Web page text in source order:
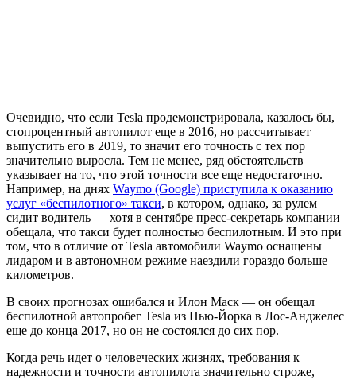
Очевидно, что если Tesla продемонстрировала, казалось бы,
стопроцентный автопилот еще в 2016, но рассчитывает
выпустить его в 2019, то значит его точность с тех пор
значительно выросла. Тем не менее, ряд обстоятельств
указывает на то, что этой точности все еще недостаточно.
Например, на днях Waymo (Google) приступила к оказанию
услуг «беспилотного» такси, в котором, однако, за рулем
сидит водитель — хотя в сентябре пресс-секретарь компании
обещала, что такси будет полностью беспилотным. И это при
том, что в отличие от Tesla автомобили Waymo оснащены
лидаром и в автономном режиме наездили гораздо больше
километров.
В своих прогнозах ошибался и Илон Маск — он обещал
беспилотной автопробег Tesla из Нью-Йорка в Лос-Анджелес
еще до конца 2017, но он не состоялся до сих пор.
Когда речь идет о человеческих жизнях, требования к
надежности и точности автопилота значительно строже,